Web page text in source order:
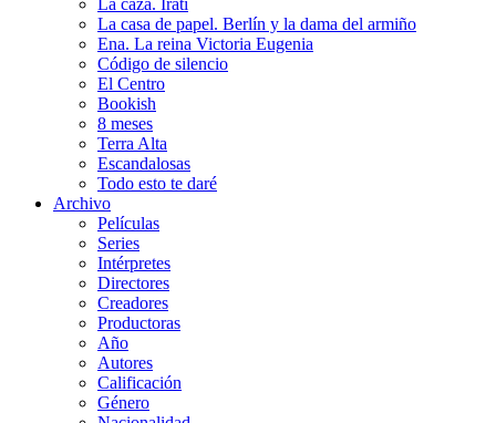
La caza. Irati
La casa de papel. Berlín y la dama del armiño
Ena. La reina Victoria Eugenia
Código de silencio
El Centro
Bookish
8 meses
Terra Alta
Escandalosas
Todo esto te daré
Archivo
Películas
Series
Intérpretes
Directores
Creadores
Productoras
Año
Autores
Calificación
Género